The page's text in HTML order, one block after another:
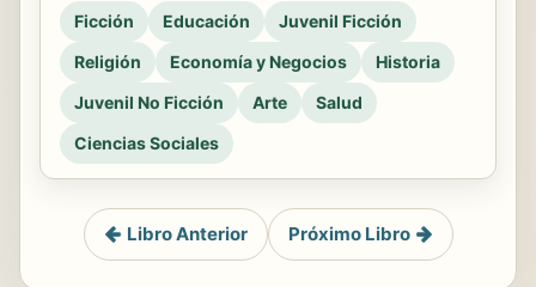
Ficción Educación
Juvenil Ficción
Religión
Economía y Negocios
Historia
Juvenil No Ficción
Arte
Salud
Ciencias Sociales
Libro Anterior Próximo Libro